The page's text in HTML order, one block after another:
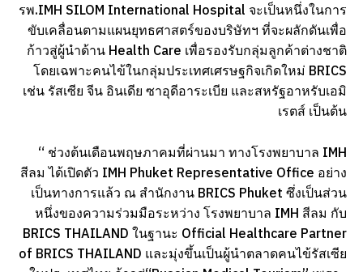
รพ.IMH SILOM International Hospital จะเป็นหนึ่งในการ
ขับเคลื่อนตามแผนยุทธศาสตร์ของบริษัทฯ ที่จะผลักดันเพื่อ
ก้าวสู่ผู้นำด้าน Health Care เพื่อรองรับกลุ่มลูกค้าต่างชาติ
โดยเฉพาะคนไข้ในกลุ่มประเทศเศรษฐกิจเกิดใหม่ BRICS
เช่น รัสเซีย จีน อินเดีย ซาอุดีอาระเบีย และสหรัฐอาหรับเอมิ
เรตส์ เป็นต้น
“ ช่วงต้นเดือนพฤษภาคมที่ผ่านมา ทางโรงพยาบาล IMH
สีลม ได้เปิดตัว IMH Phuket Representative Office อย่าง
เป็นทางการแล้ว ณ สำนักงาน BRICS Phuket ซึ่งเป็นส่วน
หนึ่งของความร่วมมือระหว่าง โรงพยาบาล IMH สีลม กับ
BRICS THAILAND ในฐานะ Official Healthcare Partner
of BRICS THAILAND และมุ่งขึ้นเป็นผู้นำตลาดคนไข้รัสเซีย